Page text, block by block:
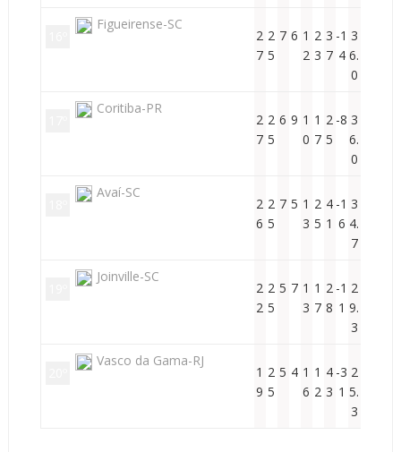
Figueirense-SC
2
7
2
5
7 6 1
2
2
3
3
7
-1
4
3
6.
0
Coritiba-PR
2
7
2
5
6 9 1
0
1
7
2
5
-8 3
6.
0
Avaí-SC
2
6
2
5
7 5 1
3
2
5
4
1
-1
6
3
4.
7
Joinville-SC
2
2
2
5
5 7 1
3
1
7
2
8
-1
1
2
9.
3
Vasco da Gama-RJ
1
9
2
5
5 4 1
6
1
2
4
3
-3
1
2
5.
3